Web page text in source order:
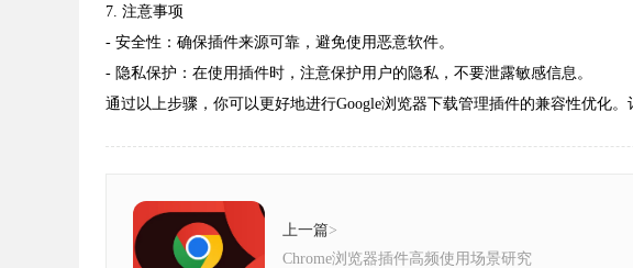
7. 注意事项
- 安全性：确保插件来源可靠，避免使用恶意软件。
- 隐私保护：在使用插件时，注意保护用户的隐私，不要泄露敏感信息。
通过以上步骤，你可以更好地进行Google浏览器下载管理插件的兼容性优化
上一篇>
Chrome浏览器插件高频使用场景研究